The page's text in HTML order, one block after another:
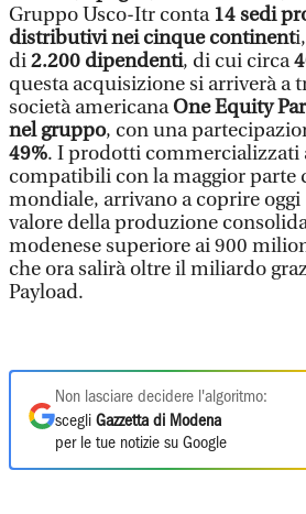
Gruppo Usco-Itr conta 14 sedi
distributivi nei cinque continent
di2.200 dipendenti, di cui circa
questa acquisizione si arriverà a
società americanaOne Equity
nel gruppo, con una
49%. I prodotti commercializzati
compatibili con la maggior parte
mondiale, arrivano a coprire oggi
valore della produzione
modenese superiore ai 900
che ora salirà oltre il miliardo
Payload.
Non lasciare decidere l'algoritmo:
scegli Gazzetta di Modena
per le tue notizie su Google